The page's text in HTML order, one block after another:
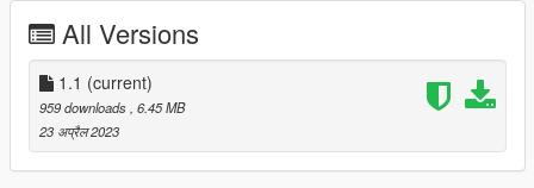
-Puis avec le tram que vous avez installer (avant de remplacer
le "metrotrain.hi.yft" du tram, n'oublier pas de faire une copie
du "metrotrain.yft" et de le renomer "metrotrain.hi.yft" c'est
obligatoire si vous voulez que le mods fonctionne) remplacer
tous les fichiers contenant "metrotrain" dans
x64e/levels/gta5/vehicles.rph
All Versions
1.1 (current)
959 downloads , 6.45 MB
23 अप्रैल 2023